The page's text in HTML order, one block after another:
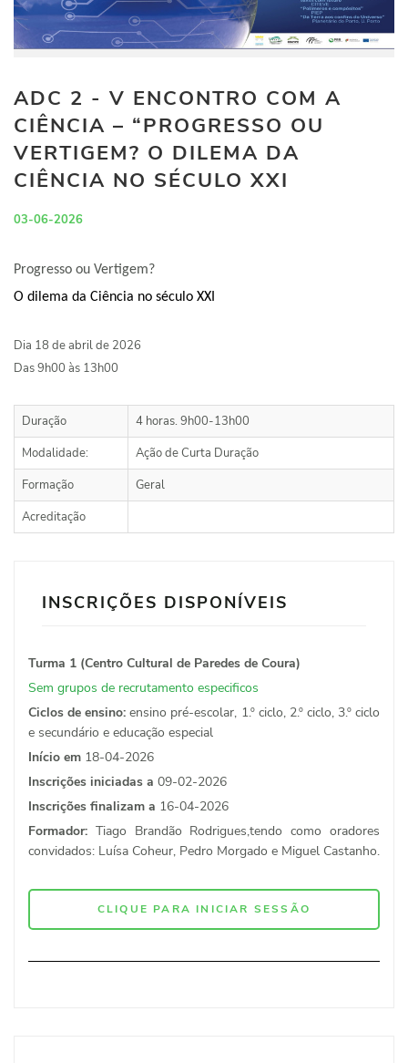
ADC 2 - V ENCONTRO COM A
CIÊNCIA – “PROGRESSO OU
VERTIGEM? O DILEMA DA
CIÊNCIA NO SÉCULO XXI
03-06-2026
Progresso ou Vertigem?
O dilema da Ciência no século XXI
Dia 18 de abril de 2026
Das 9h00 às 13h00
Duração
4 horas. 9h00-13h00
Modalidade:
Ação de Curta Duração
Formação
Geral
Acreditação
INSCRIÇÕES DISPONÍVEIS
Turma 1 (Centro Cultural de Paredes de Coura)
Sem grupos de recrutamento especificos
Ciclos de ensino: ensino pré-escolar, 1.º ciclo, 2.º ciclo, 3.º ciclo
e secundário e educação especial
Início em 18-04-2026
Inscrições iniciadas a 09-02-2026
Inscrições finalizam a 16-04-2026
Formador: Tiago Brandão Rodrigues,tendo como oradores
convidados: Luísa Coheur, Pedro Morgado e Miguel Castanho.
CLIQUE PARA INICIAR SESSÃO